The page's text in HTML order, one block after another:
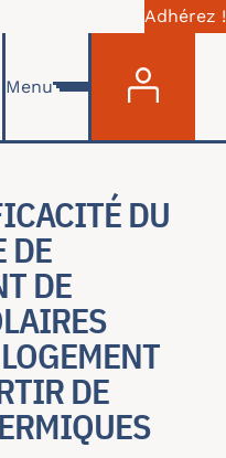
Adhérez !
Menu
DU
DE
DE
DE